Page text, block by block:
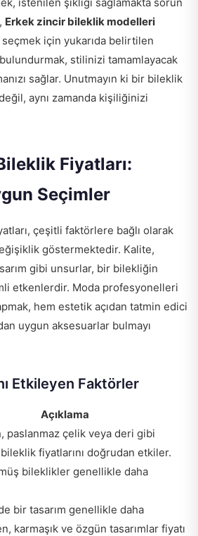
Erkek zincir bileklik modelleri
seçmek için yukarıda belirtilen
stilinizi tamamlayacak
sağlar. Unutmayın ki bir bileklik
aynı zamanda kişiliğinizi
Fiyatları:
Seçimler
çeşitli faktörlere bağlı olarak
göstermektedir. Kalite,
gibi unsurlar, bir bilekliğin
etkenlerdir. Moda profesyonelleri
hem estetik açıdan tatmin edici
uygun aksesuarlar bulmayı
Etkileyen Faktörler
Açıklama
paslanmaz çelik veya deri gibi
fiyatlarını doğrudan etkiler.
bileklikler genellikle daha
bir tasarım genellikle daha
karmaşık ve özgün tasarımlar fiyatı